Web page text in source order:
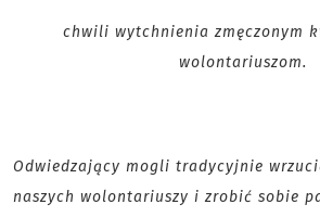
chwili wytchnienia zmęczonym
wolontariuszom.
Odwiedzający mogli tradycyjnie
naszych wolontariuszy i zrobić sobie